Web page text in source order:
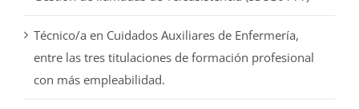
Técnico/a en Cuidados Auxiliares de Enfermería,
entre las tres titulaciones de formación profesional
con más empleabilidad.